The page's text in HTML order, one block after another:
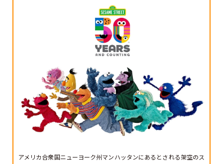
アメリカ合衆国ニューヨーク州マンハッタンにあるとされる架空のス